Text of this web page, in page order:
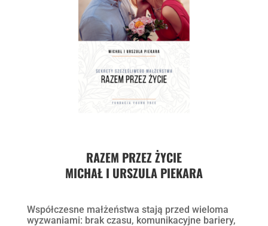
RAZEM PRZEZ ŻYCIE
MICHAŁ I URSZULA PIEKARA
Współczesne małżeństwa stają przed wieloma
wyzwaniami: brak czasu, komunikacyjne bariery,